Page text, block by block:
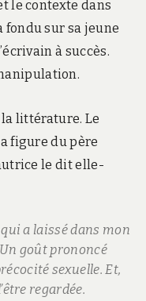
le contexte dans
sur sa jeune
à succès.
littérature. Le
figure du père
le dit elle-
a laissé dans mon
goût prononcé
sexuelle. Et,
regardée.